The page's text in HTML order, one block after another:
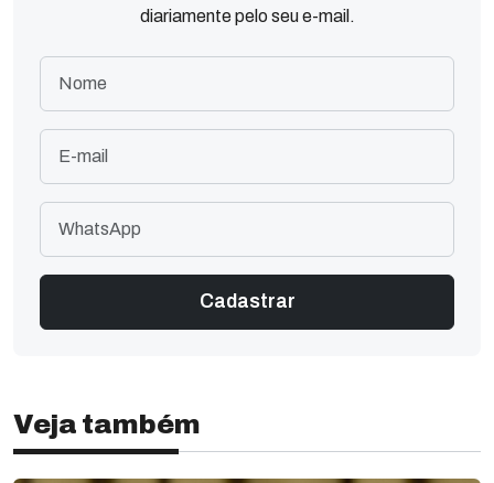
diariamente pelo seu e-mail.
Veja também